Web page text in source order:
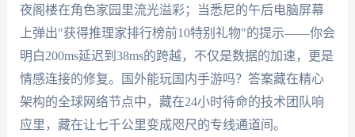
夜阁楼在角色家园里流光溢彩；当悉尼的午后电脑屏幕
上弹出"获得推理家排行榜前10特别礼物"的提示——你会
明白200ms延迟到38ms的跨越，不仅是数据的加速，更是
情感连接的修复。国外能玩国内手游吗？答案藏在精心
架构的全球网络节点中，藏在24小时待命的技术团队响
应里，藏在让七千公里变成咫尺的专线通道间。